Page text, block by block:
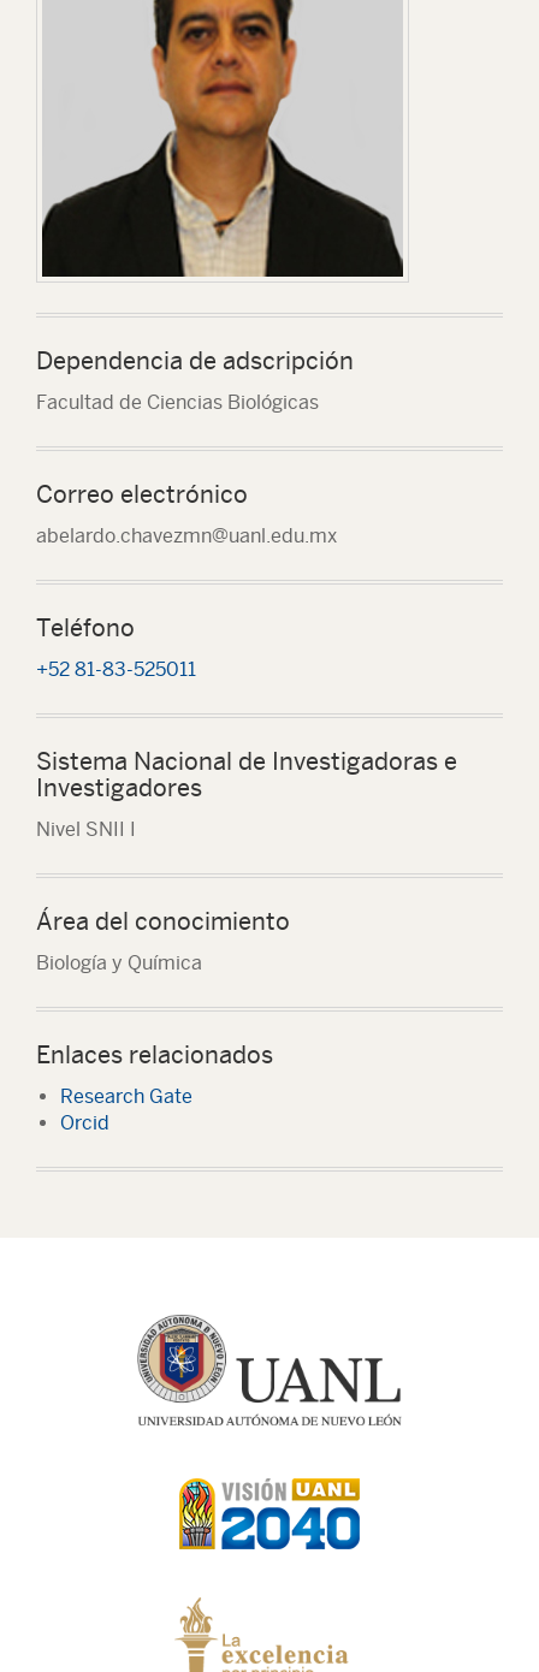
Dependencia de adscripción
Facultad de Ciencias Biológicas
Correo electrónico
abelardo.chavezmn@uanl.edu.mx
Teléfono
+52 81-83-525011
Sistema Nacional de Investigadoras e
Investigadores
Nivel SNII I
Área del conocimiento
Biología y Química
Enlaces relacionados
Research Gate
Orcid